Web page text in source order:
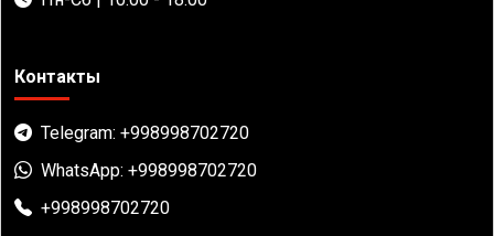
Контакты
Telegram: +998998702720
WhatsApp: +998998702720
+998998702720